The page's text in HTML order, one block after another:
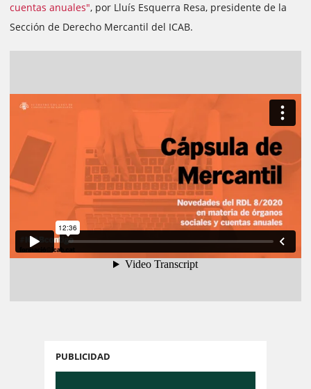
cuentas anuales", por Lluís Esquerra Resa, presidente de la
Sección de Derecho Mercantil del ICAB.
PUBLICIDAD